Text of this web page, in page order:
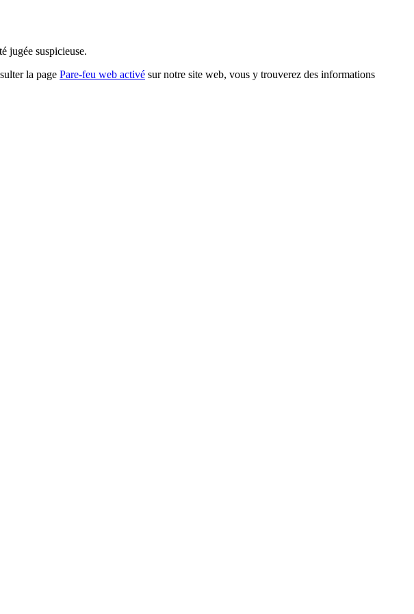
jugée suspicieuse.
la page Pare-feu web activé sur notre site web, vous y trouverez des informations